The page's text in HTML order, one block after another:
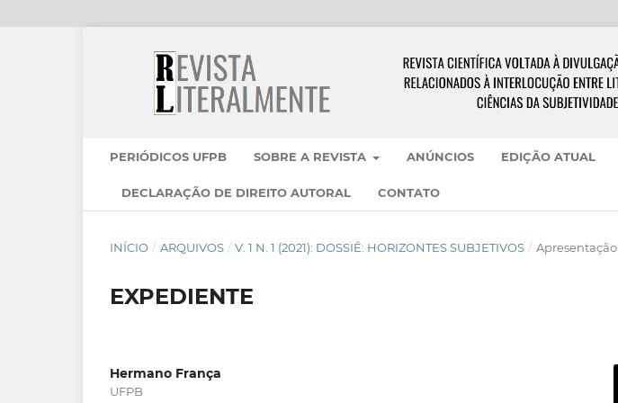
PERIÓDICOS UFPB SOBRE A REVISTA ANÚNCIOS EDIÇÃO ATUAL
DECLARAÇÃO DE DIREITO AUTORAL CONTATO
INÍCIO / ARQUIVOS / V. 1 N. 1 (2021): DOSSIÊ: HORIZONTES SUBJETIVOS / Apresentação
EXPEDIENTE
Hermano França
UFPB